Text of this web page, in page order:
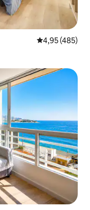
Gemiddelde
4,95 (485)